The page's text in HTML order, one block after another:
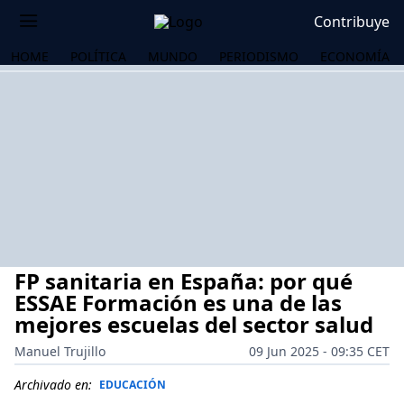
Contribuye
HOME POLÍTICA MUNDO PERIODISMO ECONOMÍA
FP sanitaria en España: por qué
ESSAE Formación es una de las
mejores escuelas del sector salud
Manuel Trujillo
09 Jun 2025 - 09:35 CET
Archivado en: EDUCACIÓN